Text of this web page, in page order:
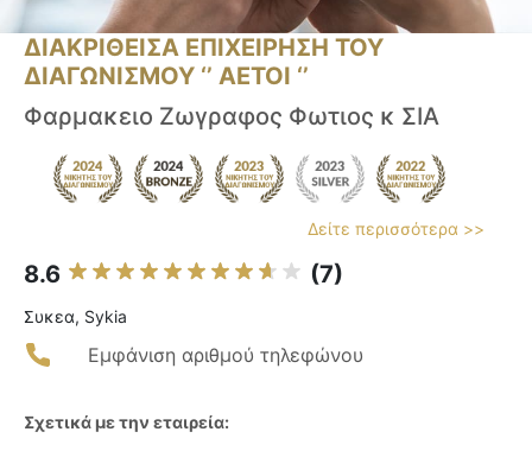
ΔΙΑΚΡΙΘΕΙΣΑ ΕΠΙΧΕΙΡΗΣΗ ΤΟΥ
ΔΙΑΓΩΝΙΣΜΟΥ ‘’ ΑΕΤΟΙ ‘’
Φαρμακειο Ζωγραφος Φωτιος κ ΣΙΑ
Δείτε περισσότερα >>
8.6 (7)
Συκεα, Sykia
Εμφάνιση αριθμού τηλεφώνου
Σχετικά με την εταιρεία: